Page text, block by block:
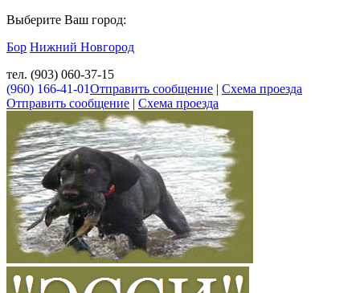
Выберите Ваш город:
Бор Нижний Новгород
тел. (903) 060-37-15
(960) 166-41-01Отправить сообщение | Схема проезда
Отправить сообщение | Схема проезда